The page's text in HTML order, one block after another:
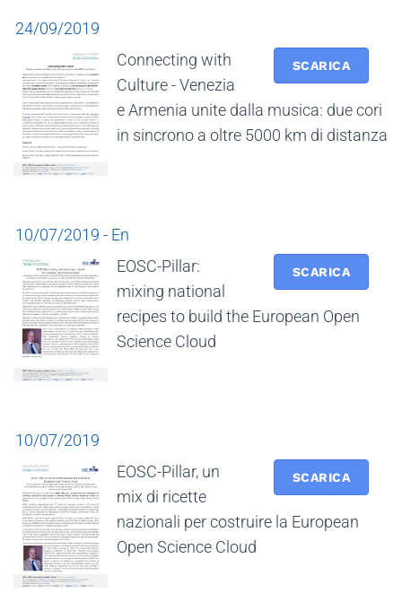
24/09/2019
SCARICA
Connecting with
Culture - Venezia
e Armenia unite dalla musica: due cori
in sincrono a oltre 5000 km di distanza
10/07/2019 - En
SCARICA
EOSC-Pillar:
mixing national
recipes to build the European Open
Science Cloud
10/07/2019
SCARICA
EOSC-Pillar, un
mix di ricette
nazionali per costruire la European
Open Science Cloud